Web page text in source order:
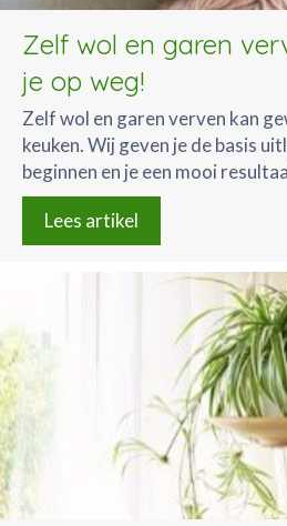
Zelf wol en garen
je op weg!
Zelf wol en garen verven kan
keuken. Wij geven je de basis
beginnen en je een mooi
Lees artikel